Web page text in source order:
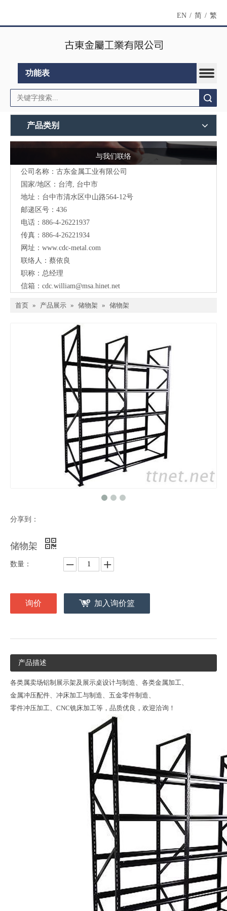
EN / 简 / 繁
功能表
产品类别
与我们联络
公司名称：古东金属工业有限公司
国家/地区：台湾, 台中市
地址：台中市清水区中山路564-12号
邮递区号：436
电话：886-4-26221937
传真：886-4-26221934
网址： www.cdc-metal.com
联络人：蔡依良
职称：总经理
信箱： cdc.william@msa.hinet.net
首页 » 产品展示 » 储物架 » 储物架
分享到：
储物架
数量：
询价 加入询价篮
产品描述
各类属卖场铝制展示架及展示桌设计与制造、各类金属加工、
金属冲压配件、冲床加工与制造、五金零件制造、
零件冲压加工、CNC铣床加工等，品质优良，欢迎洽询！